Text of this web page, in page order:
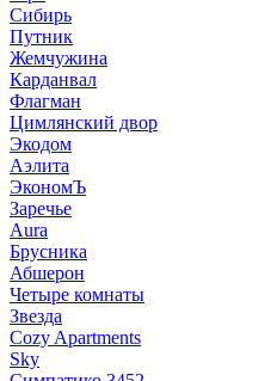
Сибирь
Путник
Жемчужина
Карданвал
Флагман
Цимлянский двор
Экодом
Аэлита
ЭкономЪ
Заречье
Aura
Брусника
Абшерон
Четыре комнаты
Звезда
Cozy Apartments
Sky